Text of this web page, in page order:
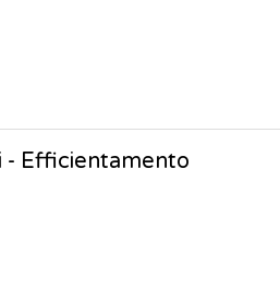
- Efficientamento